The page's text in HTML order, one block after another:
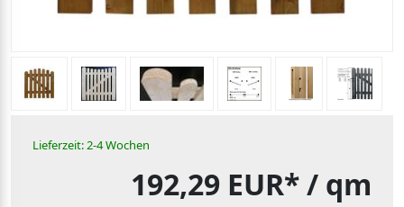
Lieferzeit: 2-4 Wochen
192,29 EUR*/ qm